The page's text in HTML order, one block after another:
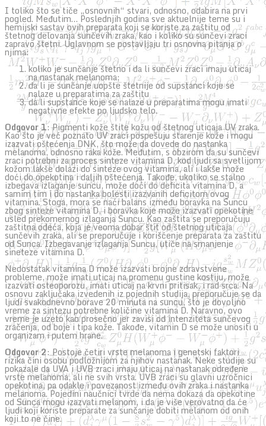
I toliko što se tiče „osnovnih“ stvari, odnosno, odabira na prvi
pogled. Međutim… Poslednjih godina sve aktuelnije teme su i
hemijski sastav ovih preparata koji se koriste za zaštitu od
štetnog delovanja sunčevih zraka, kao i koliko su sunčevi zraci
zapravo štetni. Uglavnom se postavljaju tri osnovna pitanja o
njima:
koliko je sunčanje štetno i da li sunčevi zraci imaju uticaj
na nastanak melanoma;
da li je sunčanje uopšte štetnije od supstanci koje se
nalaze u preparatima za zaštitu
da li supstance koje se nalaze u preparatima mogu imati
negativne efekte po ljudsko telo.
Odgovor 1: Pigmenti kože štite kožu od štetnog uticaja UV zraka.
Kao što je već poznato UV zraci pospešuju starenje kože i mogu
izazvati oštećenja DNK, što može da dovede do nastanka
melanoma, odnosno raka kože. Međutim, s obzirom da su sunčevi
zraci potrebni za proces sinteze vitamina D, kod ljudi sa svetlijom
kožom lakše dolazi do sinteze ovog vitamina, ali i lakše može
doći do opekotina i daljih oštećenja. Takođe, ukoliko se stalno
izbegava izlaganje suncu, može doći do deficita vitamina D, a
samim tim i do nastanka bolesti izazvanih deficitom ovog
vitamina. Stoga, mora se naći balans između boravka na Suncu
zbog sinteze vitamina D, i boravka koje može izazvati opekotine
usled prekomernog izlaganja Suncu. Kao zaštita se preporučuju
zaštitna odeća, koja je veoma dobar štit od štetnog uticaja
sunčevih zraka, ali se preporučuje i korišćenje preparata za zaštitu
od Sunca. Izbegavanje izlaganja Suncu, utiče na smanjenje
sineteze vitamina D.
Nedostatak vitamina D može izazvati brojne zdravstvene
probleme, može imati uticaj na promenu gustine kostiju, može
izazvati osteoporozu, imati uticaj na krvni pritisak, i rad srca. Na
osnovu zaključaka izvedenih iz pojednih studija, preporučuje se da
ljudi svakodnevno borave 20 minuta na suncu, što je dovoljno
vreme za sintezu potrebne količine vitamina D. Naravno, ovo
vreme je uzeto kao prosečno jer zavisi od intenziteta sunčevog
zračenja, od boje i tipa kože. Takođe, vitamin D se može unositi u
organizam i putem hrane.
Odgovor 2: Postoje četiri vrste melanoma i genetski faktori
rizika čini osobu podložnijom za njihov nastanak. Neke studije su
pokazale da UVA i UVB zraci imaju uticaj na nastanak određene
vrste melanoma, ali ne svih vrsta. UVB zraci su glavni uzročnici
opekotina, pa odakle i povezanost između ovih zraka i nastanka
melanoma. Pojedini naučnici tvrde da nema dokaza da opekotine
od Sunca mogu izazvati melanom, i da je više verovatno da će
ljudi koji koriste preparate za sunčanje dobiti melanom od onih
koji to ne čine.